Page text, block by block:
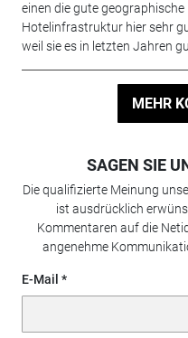
einen die gute
Hotelinfrastruktur hier sehr
weil sie es in letzten Jahren
MEHR
SAGEN SIE
Die qualifizierte Meinung
ist ausdrücklich
Kommentaren auf die
angenehme
E-Mail